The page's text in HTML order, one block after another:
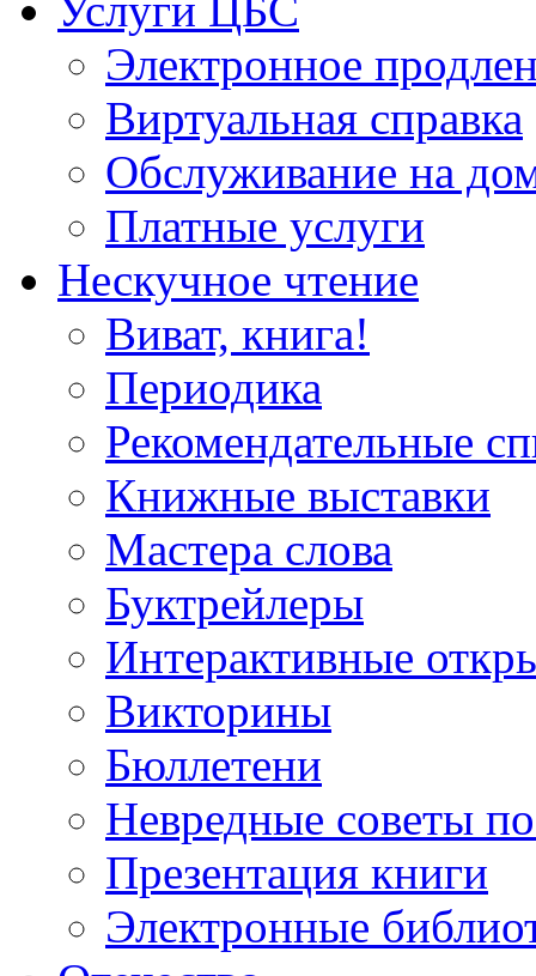
Электронное
Виртуальная справка
Обслуживание на
Платные услуги
Нескучное чтение
Виват, книга!
Периодика
Рекомендательные
Книжные выставки
Мастера слова
Буктрейлеры
Интерактивные
Викторины
Бюллетени
Невредные советы
Презентация книги
Электронные